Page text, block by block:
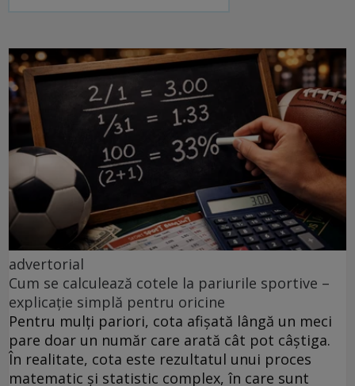
advertorial
Cum se calculează cotele la pariurile sportive –
explicație simplă pentru oricine
Pentru mulți pariori, cota afișată lângă un meci
pare doar un număr care arată cât pot câștiga.
În realitate, cota este rezultatul unui proces
matematic și statistic complex, în care sunt